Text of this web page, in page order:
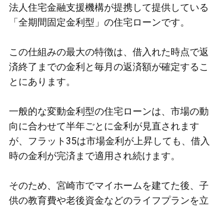
法人住宅金融支援機構が提携して提供している
「全期間固定金利型」の住宅ローンです。
この仕組みの最大の特徴は、借入れた時点で返
済終了までの金利と毎月の返済額が確定するこ
とにあります。
一般的な変動金利型の住宅ローンは、市場の動
向に合わせて半年ごとに金利が見直されます
が、フラット35は市場金利が上昇しても、借入
時の金利が完済まで適用され続けます。
そのため、宮崎市でマイホームを建てた後、子
供の教育費や老後資金などのライフプランを立